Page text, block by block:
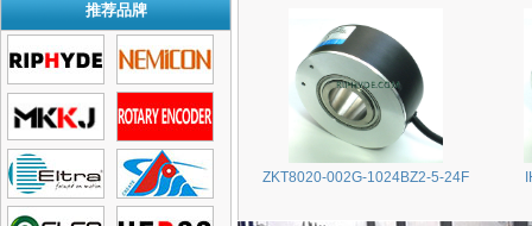
推荐品牌
ZKT8020-002G-1024BZ2-5-24F